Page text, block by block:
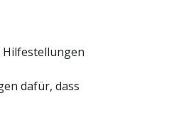
Hilfestellungen
dafür, dass